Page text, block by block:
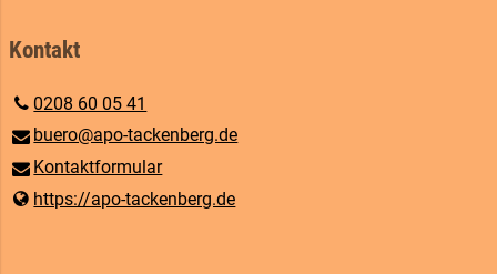
Kontakt
0208 60 05 41
buero@​apo-tackenberg.​de
Kontaktformular
https://apo-tackenberg.​de